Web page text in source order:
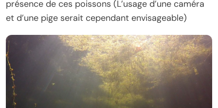
présence de ces poissons (L’usage d’une caméra
et d’une pige serait cependant envisageable)